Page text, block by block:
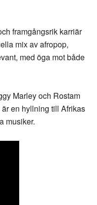
framgångsrik karriär
mix av afropop,
med öga mot både
Marley och Rostam
en hyllning till Afrikas
musiker.